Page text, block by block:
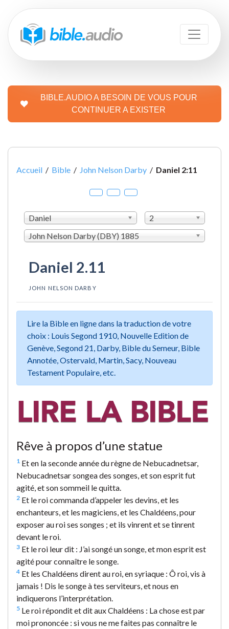
BIBLE.AUDIO A BESOIN DE VOUS POUR
CONTINUER A EXISTER
Accueil / Bible / John Nelson Darby / Daniel 2:11
Daniel
2
John Nelson Darby (DBY) 1885
Daniel 2.11
JOHN NELSON DARBY
Lire la Bible en ligne dans la traduction de votre
choix : Louis Segond 1910, Nouvelle Edition de
Genève, Segond 21, Darby, Bible du Semeur, Bible
Annotée, Ostervald, Martin, Sacy, Nouveau
Testament Populaire, etc.
Rêve à propos d’une statue
1 Et en la seconde année du règne de Nebucadnetsar,
Nebucadnetsar songea des songes, et son esprit fut
agité, et son sommeil le quitta.
2 Et le roi commanda d’appeler les devins, et les
enchanteurs, et les magiciens, et les Chaldéens, pour
exposer au roi ses songes ; et ils vinrent et se tinrent
devant le roi.
3 Et le roi leur dit : J’ai songé un songe, et mon esprit est
agité pour connaître le songe.
4 Et les Chaldéens dirent au roi, en syriaque : Ô roi, vis à
jamais ! Dis le songe à tes serviteurs, et nous en
indiquerons l’interprétation.
5 Le roi répondit et dit aux Chaldéens : La chose est par
moi prononcée : si vous ne me faites pas connaître le